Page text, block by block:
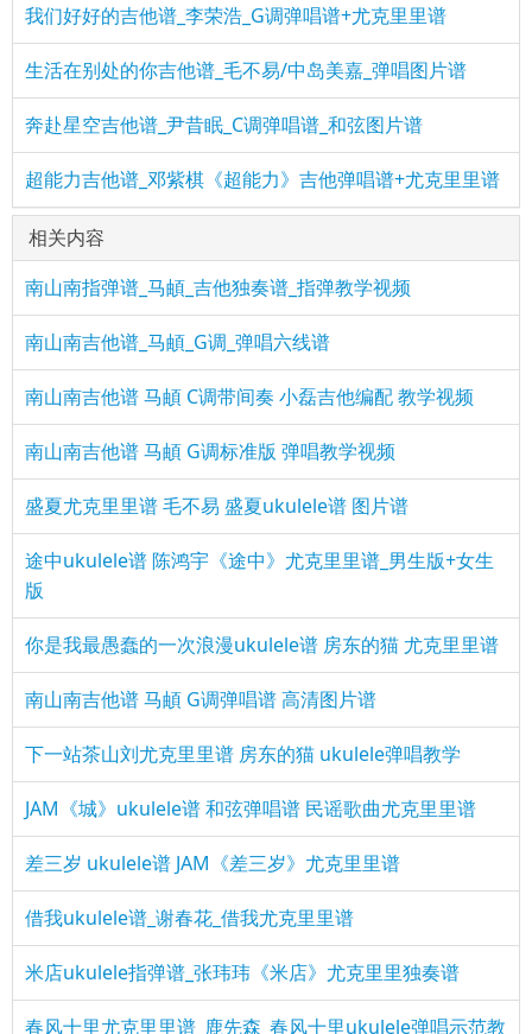
我们好好的吉他谱_李荣浩_G调弹唱谱+尤克里里谱
生活在别处的你吉他谱_毛不易/中岛美嘉_弹唱图片谱
奔赴星空吉他谱_尹昔眠_C调弹唱谱_和弦图片谱
超能力吉他谱_邓紫棋《超能力》吉他弹唱谱+尤克里里谱
相关内容
南山南指弹谱_马頔_吉他独奏谱_指弹教学视频
南山南吉他谱_马頔_G调_弹唱六线谱
南山南吉他谱 马頔 C调带间奏 小磊吉他编配 教学视频
南山南吉他谱 马頔 G调标准版 弹唱教学视频
盛夏尤克里里谱 毛不易 盛夏ukulele谱 图片谱
途中ukulele谱 陈鸿宇《途中》尤克里里谱_男生版+女生
版
你是我最愚蠢的一次浪漫ukulele谱 房东的猫 尤克里里谱
南山南吉他谱 马頔 G调弹唱谱 高清图片谱
下一站茶山刘尤克里里谱 房东的猫 ukulele弹唱教学
JAM《城》ukulele谱 和弦弹唱谱 民谣歌曲尤克里里谱
差三岁 ukulele谱 JAM《差三岁》尤克里里谱
借我ukulele谱_谢春花_借我尤克里里谱
米店ukulele指弹谱_张玮玮《米店》尤克里里独奏谱
春风十里尤克里里谱_鹿先森_春风十里ukulele弹唱示范教